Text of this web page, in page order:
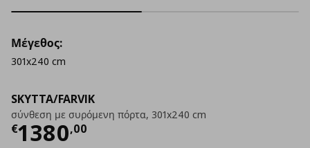
SKYTTA/FARVIK
σύνθεση με συρόμενη πόρτα, 301x240 cm
€1380,00
Τρέχουσα τιμή
Μέγεθος:
301x240 cm